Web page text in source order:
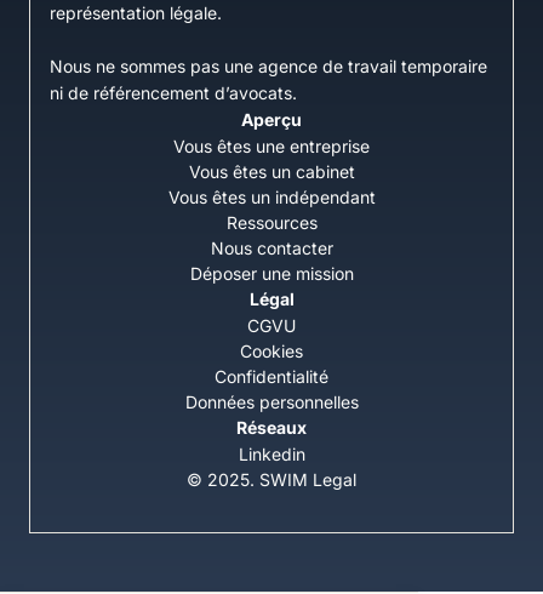
représentation légale.
Nous ne sommes pas une agence de travail temporaire
ni de référencement d’avocats.
Aperçu
Vous êtes une entreprise
Vous êtes un cabinet
Vous êtes un indépendant
Ressources
Nous contacter
Déposer une mission
Légal
CGVU
Cookies
Confidentialité
Données personnelles
Réseaux
Linkedin
© 2025. SWIM Legal